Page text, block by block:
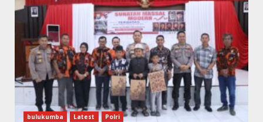
bulukumba Latest Polri